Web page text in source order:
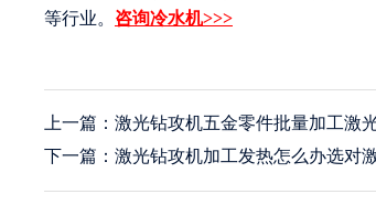
等行业。 咨询冷水机>>>
上一篇：激光钻攻机五金零件批量加工激
下一篇：激光钻攻机加工发热怎么办选对